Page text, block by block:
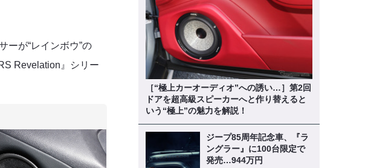
ーが“レインボウ”の
Revelation』シリー
［“極上カーオーディオ”への誘い…］第2回
ドアを超高級スピーカーへと作り替えると
いう“極上”の魅力を解説！
ジープ85周年記念車、『ラ
ングラー』に100台限定で
発売…944万円